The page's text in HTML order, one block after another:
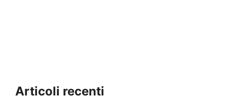
Articoli recenti